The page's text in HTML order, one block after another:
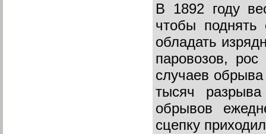
В 1892 году
чтобы
обладать
паровозов,
случаев
тысяч
обрывов
сцепку